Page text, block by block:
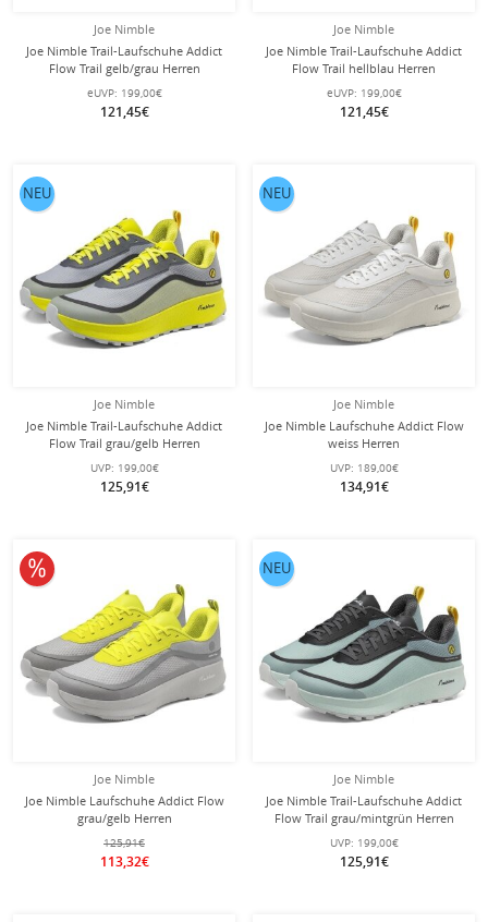
Joe Nimble
Joe Nimble Trail-Laufschuhe Addict
Flow Trail gelb/grau Herren
eUVP: 199,00€
121,45€
Joe Nimble
Joe Nimble Trail-Laufschuhe Addict
Flow Trail hellblau Herren
eUVP: 199,00€
121,45€
Joe Nimble
Joe Nimble Trail-Laufschuhe Addict
Flow Trail grau/gelb Herren
UVP: 199,00€
125,91€
NEU
Joe Nimble
Joe Nimble Laufschuhe Addict Flow
weiss Herren
UVP: 189,00€
134,91€
NEU
Joe Nimble
Joe Nimble Laufschuhe Addict Flow
grau/gelb Herren
125,91€
113,32€
10% reduziert
Joe Nimble
Joe Nimble Trail-Laufschuhe Addict
Flow Trail grau/mintgrün Herren
UVP: 199,00€
125,91€
NEU